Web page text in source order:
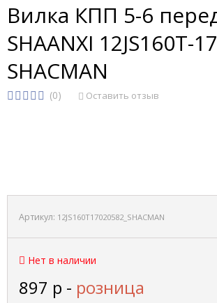
Вилка КПП 5-6
SHAANXI 12JS160T-
SHACMAN
(0) Оставить отзыв
Артикул: 12JS160T17020582_SHACMAN
Нет в наличии
897 р - розница